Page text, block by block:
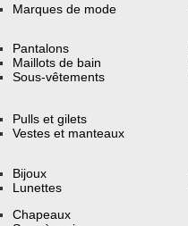
Marques de mode
Pantalons
Maillots de bain
Sous-vêtements
Pulls et gilets
Vestes et manteaux
Bijoux
Lunettes
Chapeaux